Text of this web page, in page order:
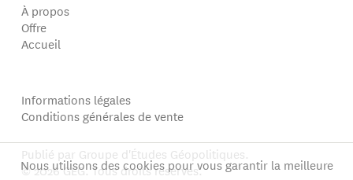
À propos
Offre
Accueil
Informations légales
Conditions générales de vente
Publié par Groupe d'Études Géopolitiques.
© 2026 GEG. Tous droits réservés.
Nous utilisons des cookies pour vous garantir la meilleure